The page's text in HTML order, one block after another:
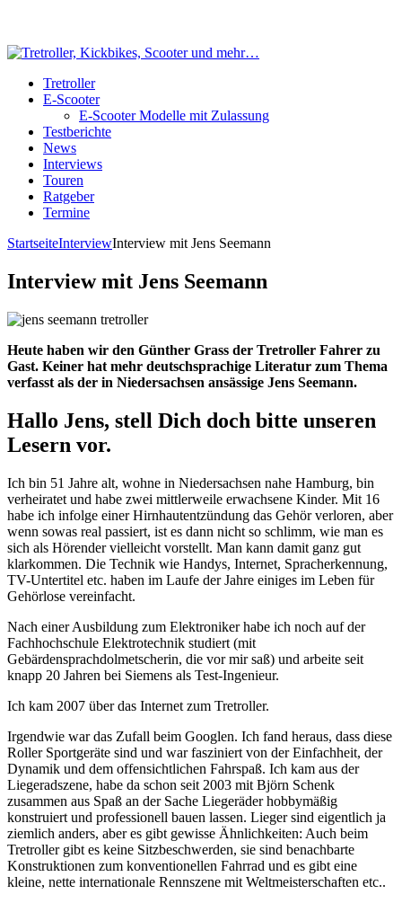
Tretroller
E-Scooter
E-Scooter Modelle mit Zulassung
Testberichte
News
Interviews
Touren
Ratgeber
Termine
StartseiteInterviewInterview mit Jens Seemann
Interview mit Jens Seemann
Heute haben wir den Günther Grass der Tretroller Fahrer zu
Gast. Keiner hat mehr deutschsprachige Literatur zum Thema
verfasst als der in Niedersachsen ansässige Jens Seemann.
Hallo Jens, stell Dich doch bitte unseren
Lesern vor.
Ich bin 51 Jahre alt, wohne in Niedersachsen nahe Hamburg, bin
verheiratet und habe zwei mittlerweile erwachsene Kinder. Mit 16
habe ich infolge einer Hirnhautentzündung das Gehör verloren, aber
wenn sowas real passiert, ist es dann nicht so schlimm, wie man es
sich als Hörender vielleicht vorstellt. Man kann damit ganz gut
klarkommen. Die Technik wie Handys, Internet, Spracherkennung,
TV-Untertitel etc. haben im Laufe der Jahre einiges im Leben für
Gehörlose vereinfacht.
Nach einer Ausbildung zum Elektroniker habe ich noch auf der
Fachhochschule Elektrotechnik studiert (mit
Gebärdensprachdolmetscherin, die vor mir saß) und arbeite seit
knapp 20 Jahren bei Siemens als Test-Ingenieur.
Ich kam 2007 über das Internet zum Tretroller.
Irgendwie war das Zufall beim Googlen. Ich fand heraus, dass diese
Roller Sportgeräte sind und war fasziniert von der Einfachheit, der
Dynamik und dem offensichtlichen Fahrspaß. Ich kam aus der
Liegeradszene, habe da schon seit 2003 mit Björn Schenk
zusammen aus Spaß an der Sache Liegeräder hobbymäßig
konstruiert und professionell bauen lassen. Lieger sind eigentlich ja
ziemlich anders, aber es gibt gewisse Ähnlichkeiten: Auch beim
Tretroller gibt es keine Sitzbeschwerden, sie sind benachbarte
Konstruktionen zum konventionellen Fahrrad und es gibt eine
kleine, nette internationale Rennszene mit Weltmeisterschaften etc..